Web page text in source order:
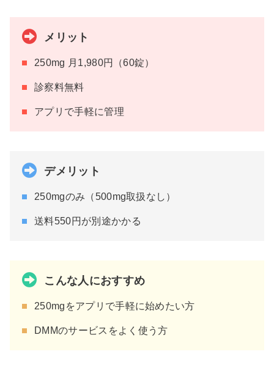
メリット
250mg 月1,980円（60錠）
診察料無料
アプリで手軽に管理
デメリット
250mgのみ（500mg取扱なし）
送料550円が別途かかる
こんな人におすすめ
250mgをアプリで手軽に始めたい方
DMMのサービスをよく使う方